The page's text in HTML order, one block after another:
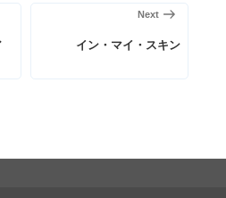
Next
イン・マイ・スキン